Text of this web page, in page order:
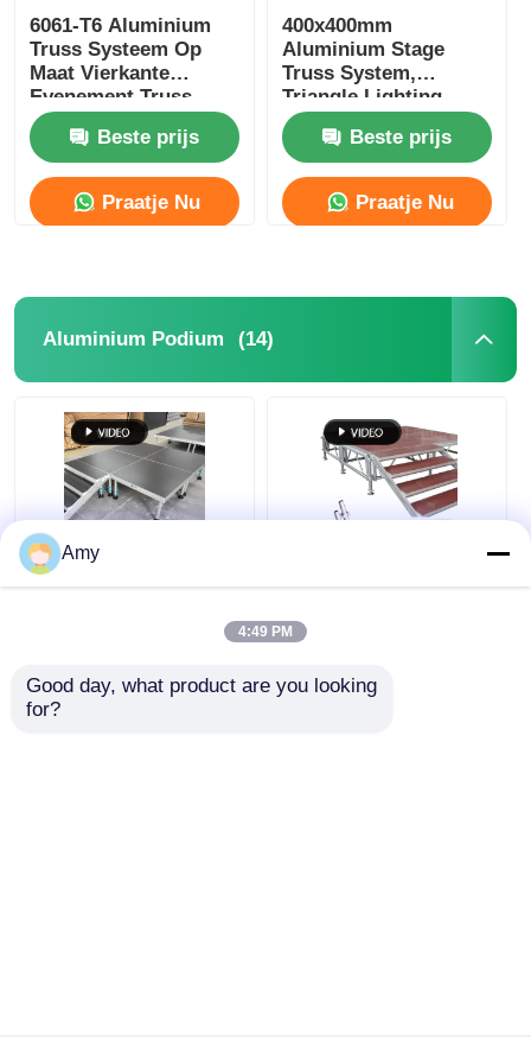
6061-T6 Aluminium
Truss Systeem Op
Maat Vierkante
Evenement Truss
Systemen
Beste prijs
Praatje Nu
400x400mm
Aluminium Stage
Truss System,
Triangle Lighting
Truss Voor
Evenementen
Concerten
Beste prijs
Praatje Nu
Aluminium Podium (14)
Snel monteren
platform lichtgewicht
evenement
Beste prijs
modulair systeem
afgewerkt aluminium
legering podium
Beste prijs
Amy
4:49 PM
Good day, what product are you looking
for?